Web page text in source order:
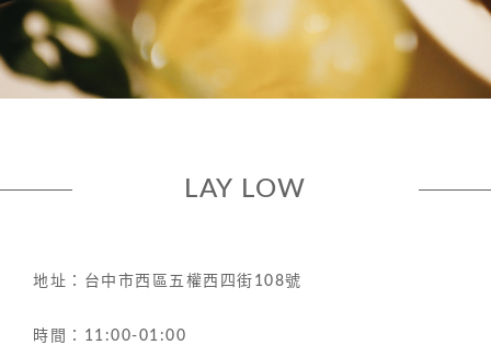
LAY LOW
地址：台中市西區五權西四街108號
時間：11:00-01:00